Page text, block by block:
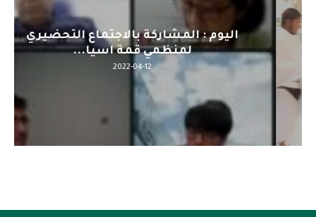
اليوم : المشاركة بالاجتماع التحضيري
لمنظمي قمة اسيا...
2022-04-12